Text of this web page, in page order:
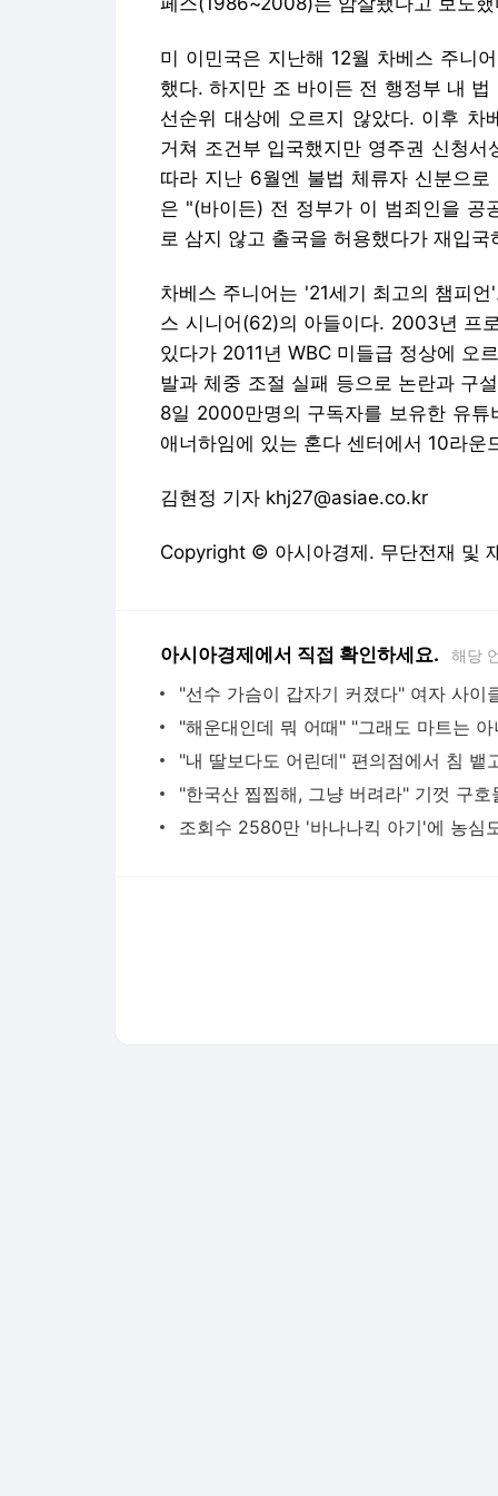
미 이민국은 지난해 12월 차베스 주니
했다. 하지만 조 바이든 전 행정부 내
선순위 대상에 오르지 않았다. 이후 차
거쳐 조건부 입국했지만 영주권 신청
따라 지난 6월엔 불법 체류자 신분으
은 "(바이든) 전 정부가 이 범죄인을 공
로 삼지 않고 출국을 허용했다가 재입
차베스 주니어는 '21세기 최고의 챔피
스 시니어(62)의 아들이다. 2003년 프
있다가 2011년 WBC 미들급 정상에 오
발과 체중 조절 실패 등으로 논란과 구
8일 2000만명의 구독자를 보유한 유
애너하임에 있는 혼다 센터에서 10라운
김현정 기자 khj27@asiae.co.kr
Copyright © 아시아경제. 무단전재 및
아시아경제에서 직접 확인하세요. 해당